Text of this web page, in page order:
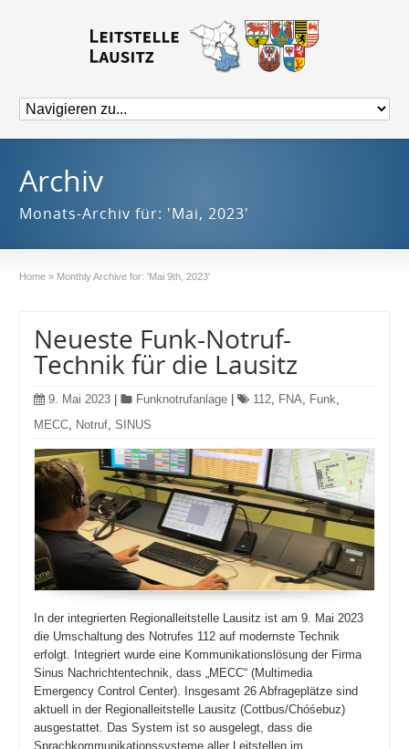
Archiv
Monats-Archiv für: 'Mai, 2023'
Home » Monthly Archive for: 'Mai 9th, 2023'
Neueste Funk-Notruf-
Technik für die Lausitz
9. Mai 2023 Funknotrufanlage 112, FNA, Funk,
MECC, Notruf,SINUS
In der integrierten Regionalleitstelle Lausitz ist am 9. Mai 2023
die Umschaltung des Notrufes 112 auf modernste Technik
erfolgt. Integriert wurde eine Kommunikationslösung der Firma
Sinus Nachrichtentechnik, dass „MECC“ (Multimedia
Emergency Control Center). Insgesamt 26 Abfrageplätze sind
aktuell in der Regionalleitstelle Lausitz (Cottbus/Chóśebuz)
ausgestattet. Das System ist so ausgelegt, dass die
Sprachkommunikationssysteme aller Leitstellen im …